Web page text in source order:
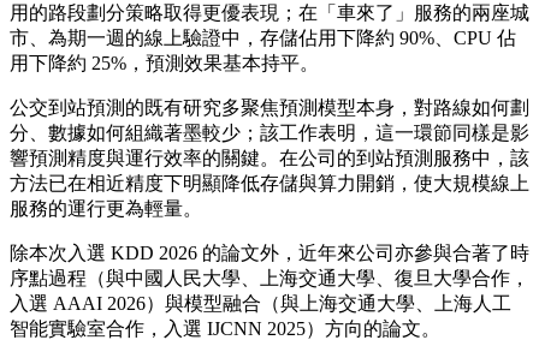
用的路段劃分策略取得更優表現；在「車來了」服務的兩座城
市、為期一週的線上驗證中，存儲佔用下降約 90%、CPU 佔
用下降約 25%，預測效果基本持平。
公交到站預測的既有研究多聚焦預測模型本身，對路線如何劃
分、數據如何組織著墨較少；該工作表明，這一環節同樣是影
響預測精度與運行效率的關鍵。在公司的到站預測服務中，該
方法已在相近精度下明顯降低存儲與算力開銷，使大規模線上
服務的運行更為輕量。
除本次入選 KDD 2026 的論文外，近年來公司亦參與合著了時
序點過程（與中國人民大學、上海交通大學、復旦大學合作，
入選 AAAI 2026）與模型融合（與上海交通大學、上海人工
智能實驗室合作，入選 IJCNN 2025）方向的論文。